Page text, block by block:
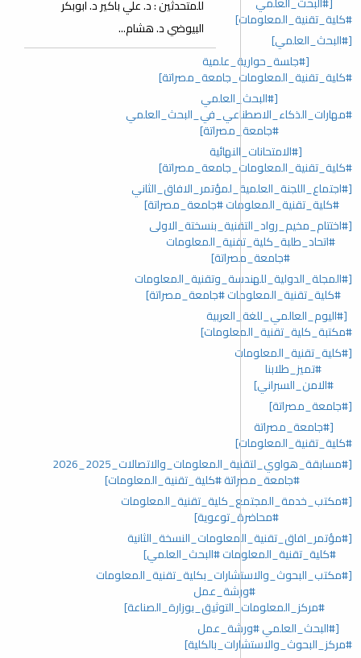
#كلية_تقنية_المعلومات]
[#البحث_العلمي]
[#جلسة_حوارية_علمية
#كلية_تقنية_المعلومات_جامعة_مصراتة]
[#البحث_العلمي
#مهارات_الذكاء_الاصطناعي_في_البحث_العلمي
#جامعة_مصراتة]
[#الامتحانات_النهائية
#كلية_تقنية_المعلومات_جامعة_مصراتة]
[#اجتماع_اللجنة_العلمية_لمؤتمر_الافاق_الثاني
#كلية_تقنية_المعلومات #جامعة_مصراتة]
[#اختتام_مخيم_رواد_التقنية_بنسختة_الاولى
#اتحاد_طلبة_كلية_تقنية_المعلومات
#جامعة_مصراتة]
[#المجلة_الدولية_للهندسة_وتقنية_المعلومات
#كلية_تقنية_المعلومات #جامعة_مصراتة]
[#اليوم_العالمي_للغة_العربية
#مكتبة_كلية_تقنية_المعلومات]
[#كلية_تقنية_المعلومات
#تميز_طلابنا
#الامن_السبراني]
[#جامعة_مصراتة]
[#جامعة_مصراتة
#كلية_تقنية_المعلومات]
[#مسابقة_هواوي_لتقنية_المعلومات_والاتصالات_2025_2026
#جامعة_مصراتة #كلية_تقنية_المعلومات]
[#مكتب_خدمة_المجتمع_كلية_تقنية_المعلومات
#محاضرة_توعوية]
[#مؤتمر_افاق_تقنية_المعلومات_النسخة_الثانية
#كلية_تقنية_المعلومات #البحث_العلمي]
[#مكتب_البحوث_والاستشارات_بكلية_تقنية_المعلومات
#ورشة_عمل
#مركز_المعلومات_التوثيق_بوزارة_الصناعة]
[#البحث_العلمي #ورشة_عمل
#مركز_البحوث_والاستشارات_بالكلية]
للمتحدثين : د. علي باكير د. ابوبكر
البيوضي د. هشام...